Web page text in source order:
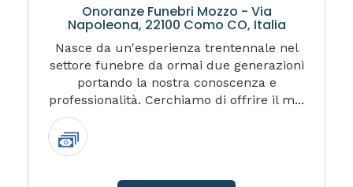
Onoranze Funebri Mozzo - Via
Napoleona, 22100 Como CO, Italia
Nasce da un'esperienza trentennale nel
settore funebre da ormai due generazioni
portando la nostra conoscenza e
professionalità. Cerchiamo di offrire il m...